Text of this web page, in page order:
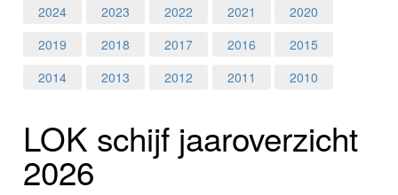
Home
Programma's
Nieuws
Foto's
2024
2023 2022 2021
2020
2019
2018 2017 2016
2015
2014
2013 2012 2011 2010
LOK schijf jaar­over­zicht
2026